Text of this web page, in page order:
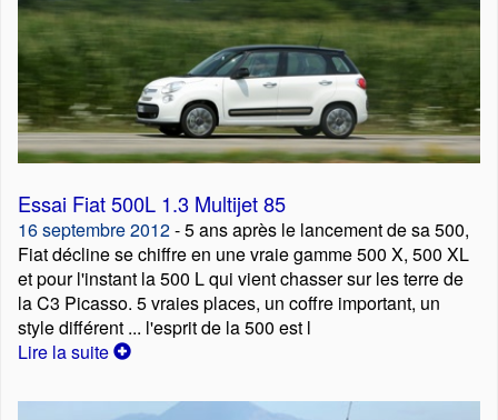
Essai Fiat 500L 1.3 Multijet 85
16 septembre 2012- 5 ans après le lancement de sa 500,
Fiat décline se chiffre en une vraie gamme 500 X, 500 XL
et pour l'instant la 500 L qui vient chasser sur les terre de
la C3 Picasso. 5 vraies places, un coffre important, un
style différent ... l'esprit de la 500 est l
Lire la suite